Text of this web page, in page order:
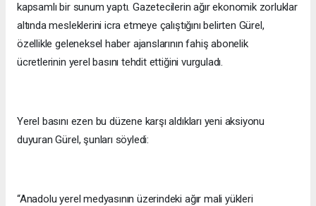
kapsamlı bir sunum yaptı. Gazetecilerin ağır ekonomik zorluklar
altında mesleklerini icra etmeye çalıştığını belirten Gürel,
özellikle geleneksel haber ajanslarının fahiş abonelik
ücretlerinin yerel basını tehdit ettiğini vurguladı.
Yerel basını ezen bu düzene karşı aldıkları yeni aksiyonu
duyuran Gürel, şunları söyledi:
“Anadolu yerel medyasının üzerindeki ağır mali yükleri